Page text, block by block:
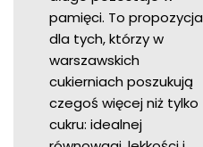
pamięci. To propozycja
dla tych, którzy w
warszawskich
cukierniach poszukują
czegoś więcej niż tylko
cukru: idealnej